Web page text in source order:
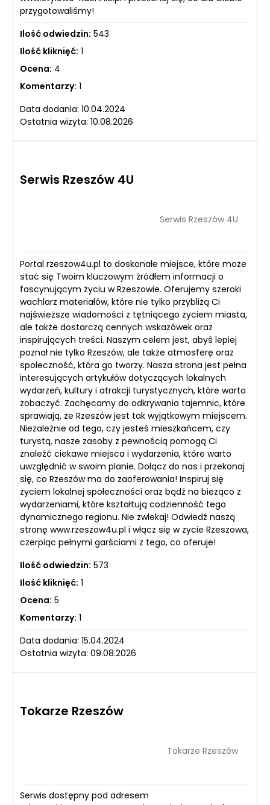
przygotowaliśmy!
Ilość odwiedzin: 543
Ilość kliknięć: 1
Ocena: 4
Komentarzy: 1
Data dodania: 10.04.2024
Ostatnia wizyta: 10.08.2026
Serwis Rzeszów 4U
Serwis Rzeszów 4U
Portal rzeszow4u.pl to doskonałe miejsce, które może
stać się Twoim kluczowym źródłem informacji o
fascynującym życiu w Rzeszowie. Oferujemy szeroki
wachlarz materiałów, które nie tylko przybliżą Ci
najświeższe wiadomości z tętniącego życiem miasta,
ale także dostarczą cennych wskazówek oraz
inspirujących treści. Naszym celem jest, abyś lepiej
poznał nie tylko Rzeszów, ale także atmosferę oraz
społeczność, która go tworzy. Nasza strona jest pełna
interesujących artykułów dotyczących lokalnych
wydarzeń, kultury i atrakcji turystycznych, które warto
zobaczyć. Zachęcamy do odkrywania tajemnic, które
sprawiają, że Rzeszów jest tak wyjątkowym miejscem.
Niezależnie od tego, czy jesteś mieszkańcem, czy
turystą, nasze zasoby z pewnością pomogą Ci
znaleźć ciekawe miejsca i wydarzenia, które warto
uwzględnić w swoim planie. Dołącz do nas i przekonaj
się, co Rzeszów ma do zaoferowania! Inspiruj się
życiem lokalnej społeczności oraz bądź na bieżąco z
wydarzeniami, które kształtują codzienność tego
dynamicznego regionu. Nie zwlekaj! Odwiedź naszą
stronę www.rzeszow4u.pl i włącz się w życie Rzeszowa,
czerpiąc pełnymi garściami z tego, co oferuje!
Ilość odwiedzin: 573
Ilość kliknięć: 1
Ocena: 5
Komentarzy: 1
Data dodania: 15.04.2024
Ostatnia wizyta: 09.08.2026
Tokarze Rzeszów
Tokarze Rzeszów
Serwis dostępny pod adresem